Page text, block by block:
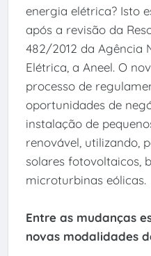
energia elétrica? Isto
após a revisão da
482/2012 da Agência
Elétrica, a Aneel. O
processo de
oportunidades de
instalação de
renovável, utilizando,
solares fotovoltaicos,
microturbinas eólicas.
Entre as mudanças
novas modalidades